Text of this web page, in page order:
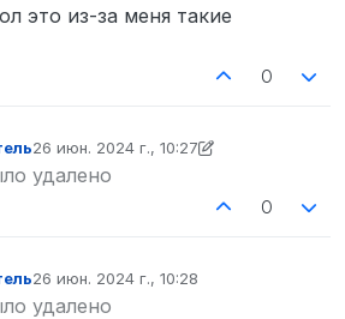
это из-за меня такие
0
26 июн. 2024 г., 10:27
отредактировано Бывший
удалено
0
26 июн. 2024 г., 10:28
отредактировано
удалено